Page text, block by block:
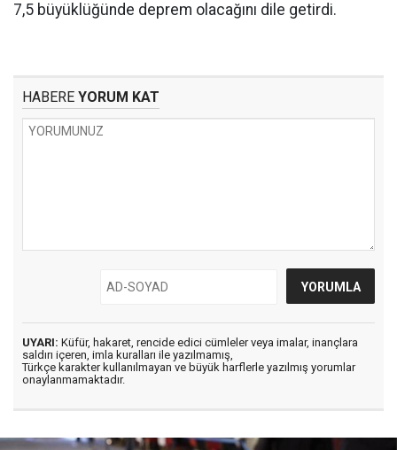
7,5 büyüklüğünde deprem olacağını dile getirdi.
HABERE YORUM KAT
UYARI: Küfür, hakaret, rencide edici cümleler veya imalar, inançlara
saldırı içeren, imla kuralları ile yazılmamış,
Türkçe karakter kullanılmayan ve büyük harflerle yazılmış yorumlar
onaylanmamaktadır.